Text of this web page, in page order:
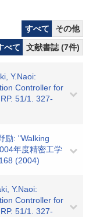
すべて
その他
べて
文献書誌 (7件)
Y.Naoi:
Controller for
51/1. 327-
励: "Walking
年度精密工学
(2004)
Y.Naoi:
Controller for
51/1. 327-